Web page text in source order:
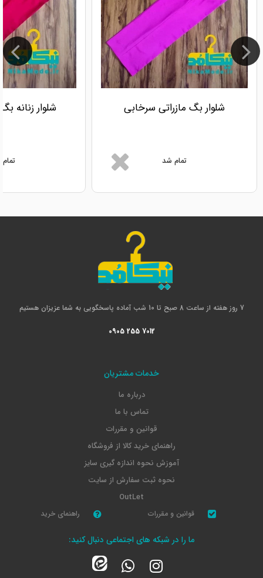
شلوار بگ مازراتی سرخابی
تمام شد
شلوار زنانه
7 روز هفته از ساعت 8 صبح تا 10 شب آماده پاسخگویی به شما عزیزان هستیم
0905 255 7012
خدمات مشتریان
درباره ما
تماس با ما
قوانین و مقررات
راهنمای خرید کالا از فروشگاه
آموزش نحوه اندازه گیری سایز
نحوه ثبت سفارش از سایت
OutLet
قوانین و مقررات راهنمای خرید
ما را در شبکه های اجتماعی دنبال کنید: